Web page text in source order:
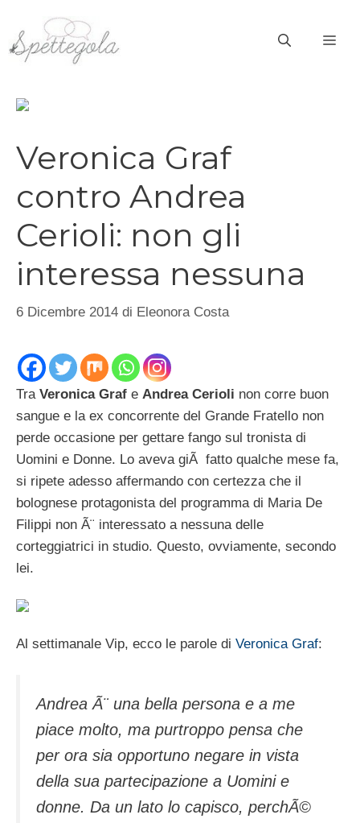
contenuto
Veronica Graf
contro Andrea
Cerioli: non gli
interessa nessuna
6 Dicembre 2014 di Eleonora Costa
Tra Veronica Graf e Andrea Cerioli non corre buon
sangue e la ex concorrente del Grande Fratello non
perde occasione per gettare fango sul tronista di
Uomini e Donne. Lo aveva giÃ fatto qualche mese fa,
si ripete adesso affermando con certezza che il
bolognese protagonista del programma di Maria De
Filippi non Ã¨ interessato a nessuna delle
corteggiatrici in studio. Questo, ovviamente, secondo
lei.
Al settimanale Vip, ecco le parole di Veronica Graf:
Andrea Ã¨ una bella persona e a me
piace molto, ma purtroppo pensa che
per ora sia opportuno negare in vista
della sua partecipazione a Uomini e
donne. Da un lato lo capisco, perchÃ©